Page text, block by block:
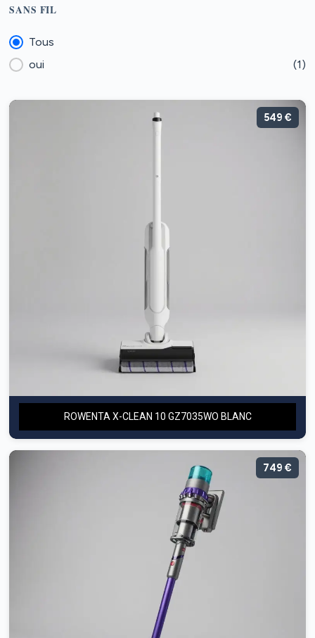
SANS FIL
Sans fil
Tous
oui
(1)
549 €
ROWENTA X-CLEAN 10 GZ7035WO BLANC
749 €